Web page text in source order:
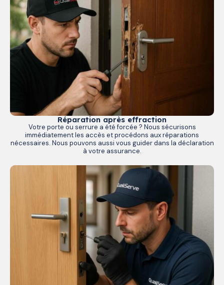
Réparation après effraction
Votre porte ou serrure a été forcée ? Nous sécurisons
immédiatement les accès et procédons aux réparations
nécessaires. Nous pouvons aussi vous guider dans la déclaration
à votre assurance.